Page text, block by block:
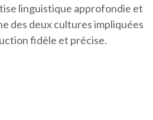
linguistique approfondie et
des deux cultures impliquées
fidèle et précise.